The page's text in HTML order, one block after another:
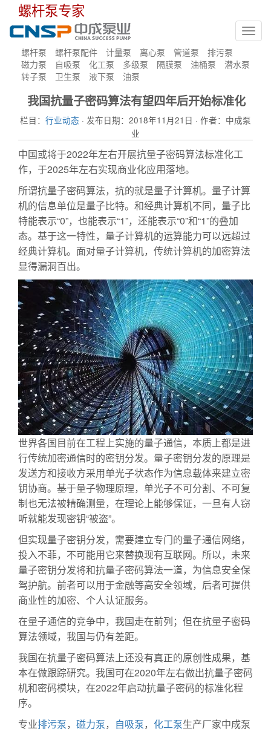
螺杆泵专家
螺杆泵 螺杆泵配件 计量泵 离心泵 管道泵
排污泵
磁力泵
自吸泵 化工泵 多级泵 隔膜泵 油桶泵
潜水泵
转子泵
卫生泵 液下泵 油泵
我国抗量子密码算法有望四年后开始标准化
栏目： 行业动态 · 发布日期：2018年11月21日 · 作者：中成泵
业
中国或将于2022年左右开展抗量子密码算法标准化工
作，于2025年左右实现商业化应用落地。
所谓抗量子密码算法，抗的就是量子计算机。量子计算
机的信息单位是量子比特。和经典计算机不同，量子比
特能表示“0”，也能表示“1”，还能表示“0”和“1”的叠加
态。基于这一特性，量子计算机的运算能力可以远超过
经典计算机。面对量子计算机，传统计算机的加密算法
显得漏洞百出。
世界各国目前在工程上实施的量子通信，本质上都是进
行传统加密通信时的密钥分发。量子密钥分发的原理是
发送方和接收方采用单光子状态作为信息载体来建立密
钥协商。基于量子物理原理，单光子不可分割、不可复
制也无法被精确测量，在理论上能够保证，一旦有人窃
听就能发现密钥“被盗”。
但实现量子密钥分发，需要建立专门的量子通信网络，
投入不菲，不可能用它来替换现有互联网。所以，未来
量子密钥分发将和抗量子密码算法一道，为信息安全保
驾护航。前者可以用于金融等高安全领域，后者可提供
商业性的加密、个人认证服务。
在量子通信的竞争中，我国走在前列；但在抗量子密码
算法领域，我国与仍有差距。
我国在抗量子密码算法上还没有真正的原创性成果，基
本在做跟踪研究。我国可在2020年左右做出抗量子密码
机和密码模块，在2022年启动抗量子密码的标准化程
序。
专业排污泵， 磁力泵， 自吸泵， 化工泵生产厂家中成泵